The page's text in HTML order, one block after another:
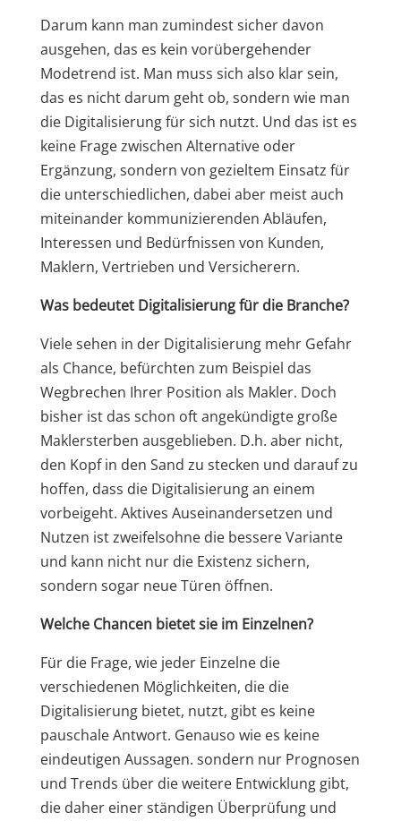
Darum kann man zumindest sicher davon
ausgehen, das es kein vorübergehender
Modetrend ist. Man muss sich also klar sein,
das es nicht darum geht ob, sondern wie man
die Digitalisierung für sich nutzt. Und das ist es
keine Frage zwischen Alternative oder
Ergänzung, sondern von gezieltem Einsatz für
die unterschiedlichen, dabei aber meist auch
miteinander kommunizierenden Abläufen,
Interessen und Bedürfnissen von Kunden,
Maklern, Vertrieben und Versicherern.
Was bedeutet Digitalisierung für die Branche?
Viele sehen in der Digitalisierung mehr Gefahr
als Chance, befürchten zum Beispiel das
Wegbrechen Ihrer Position als Makler. Doch
bisher ist das schon oft angekündigte große
Maklersterben ausgeblieben. D.h. aber nicht,
den Kopf in den Sand zu stecken und darauf zu
hoffen, dass die Digitalisierung an einem
vorbeigeht. Aktives Auseinandersetzen und
Nutzen ist zweifelsohne die bessere Variante
und kann nicht nur die Existenz sichern,
sondern sogar neue Türen öffnen.
Welche Chancen bietet sie im Einzelnen?
Für die Frage, wie jeder Einzelne die
verschiedenen Möglichkeiten, die die
Digitalisierung bietet, nutzt, gibt es keine
pauschale Antwort. Genauso wie es keine
eindeutigen Aussagen. sondern nur Prognosen
und Trends über die weitere Entwicklung gibt,
die daher einer ständigen Überprüfung und